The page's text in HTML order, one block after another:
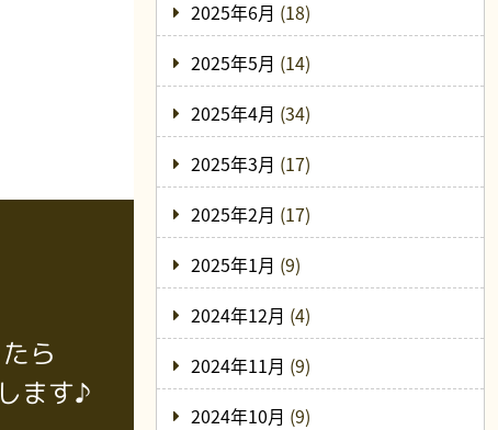
ら
ます♪
2025年6月 (18)
2025年5月 (14)
2025年4月 (34)
2025年3月 (17)
2025年2月 (17)
2025年1月 (9)
2024年12月 (4)
2024年11月 (9)
2024年10月 (9)